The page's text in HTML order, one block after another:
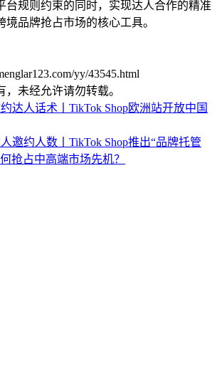
台规则约束的同时，实现达人合作的精准
品牌抢占市场的核心工具。
yy/43545.html
未经允许请勿转载。
达人话术丨TikTok Shop欧洲站开放中国
邀约人数丨TikTok Shop推出“品牌托管
抢占中高端市场先机？